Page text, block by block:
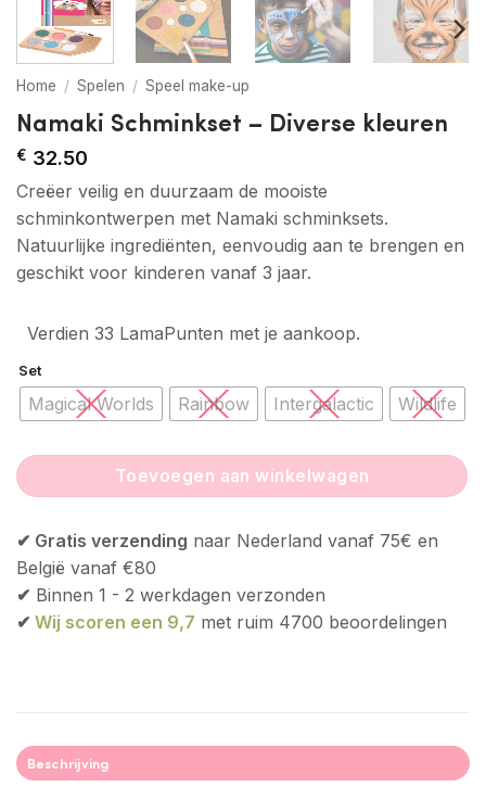
Home / Spelen / Speel make-up
Namaki Schminkset – Diverse kleuren
€ 32.50
Creëer veilig en duurzaam de mooiste
schminkontwerpen met Namaki schminksets.
Natuurlijke ingrediënten, eenvoudig aan te brengen en
geschikt voor kinderen vanaf 3 jaar.
Verdien 33 LamaPunten met je aankoop.
Set
Magical Worlds Rainbow Intergalactic Wildlife
Toevoegen aan winkelwagen
✔ Gratis verzending naar Nederland vanaf 75€ en
België vanaf €80
✔ Binnen 1 - 2 werkdagen verzonden
✔ Wij scoren een 9,7 met ruim 4700 beoordelingen
Beschrijving